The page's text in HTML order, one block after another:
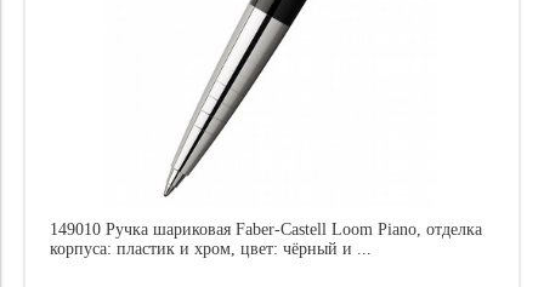
149010 Ручка шариковая Faber-Castell Loom Piano, отделка
корпуса: пластик и хром, цвет: чёрный и ...